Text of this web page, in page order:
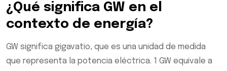
¿Qué significa GW en el
contexto de energía?
GW significa gigavatio, que es una unidad de medida
que representa la potencia eléctrica. 1 GW equivale a